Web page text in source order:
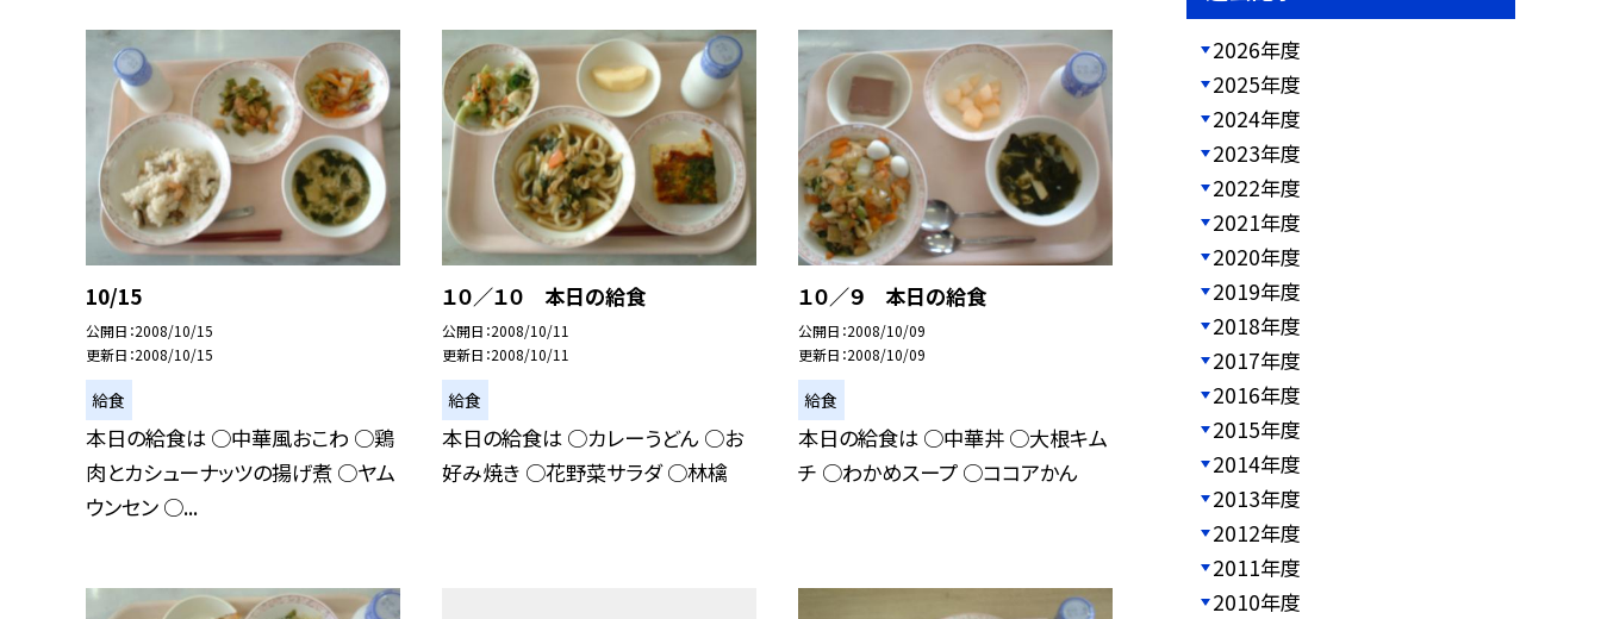
10/15
公開日 2008/10/15
更新日 2008/10/15
給食
本日の給食は ○中華風おこわ ○鶏
肉とカシューナッツの揚げ煮 ○ヤム
ウンセン ○...
１０／１０ 本日の給食
公開日 2008/10/11
更新日 2008/10/11
給食
本日の給食は ○カレーうどん ○お
好み焼き ○花野菜サラダ ○林檎
１０／９ 本日の給食
公開日 2008/10/09
更新日 2008/10/09
給食
本日の給食は ○中華丼 ○大根キム
チ ○わかめスープ ○ココアかん
2026年度
2025年度
2024年度
2023年度
2022年度
2021年度
2020年度
2019年度
2018年度
2017年度
2016年度
2015年度
2014年度
2013年度
2012年度
2011年度
2010年度